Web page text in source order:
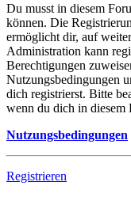
Du musst in diesem
können. Die
ermöglicht dir, auf
Administration kann
Berechtigungen
Nutzungsbedingungen
dich registrierst. Bitte
wenn du dich in diesem
Nutzungsbedingungen
Registrieren